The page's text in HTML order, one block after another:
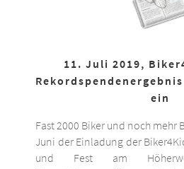
11. Juli 2019,
ein
Fast 2000 Biker und noch mehr
Juni der Einladung der
und Fest am